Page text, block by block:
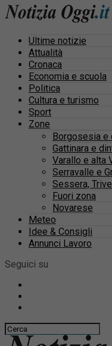
Ultime notizie
Attualità
Cronaca
Economia e scuola
Politica
Cultura e turismo
Sport
Zone
Borgosesia e
Gattinara e
Varallo e alta
Serravalle e
Sessera,
Fuori zona
Novarese
Meteo
Idee & Consigli
Annunci Lavoro
Seguici su